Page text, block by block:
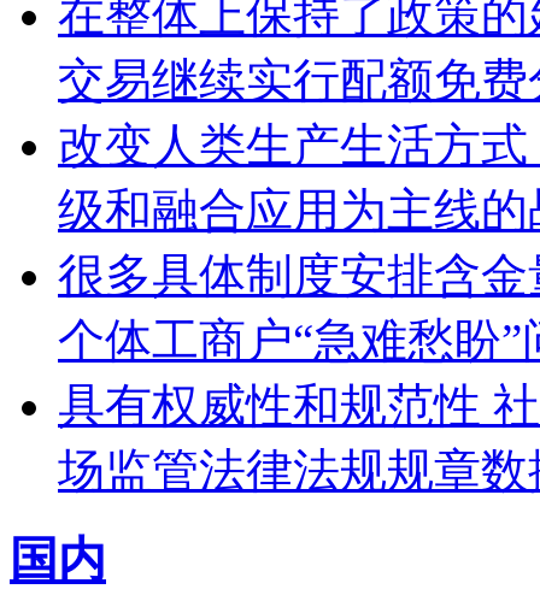
在整体上保持了政策
交易继续实行配额免费
改变人类生产生活方
级和融合应用为主线
很多具体制度安排含
个体工商户“急难愁盼”
具有权威性和规范性
场监管法律法规规章数
国内